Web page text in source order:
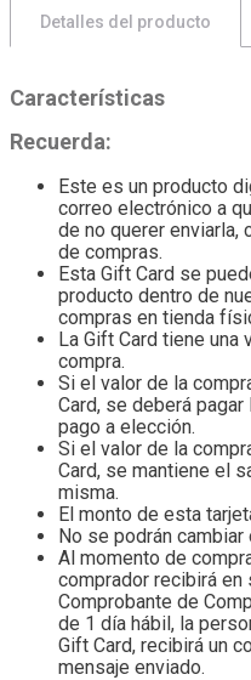
Detalles del producto
Características
Recuerda:
Este es un producto
correo electrónico a
de no querer enviarla,
de compras.
Esta Gift Card se
producto dentro de
compras en tienda
La Gift Card tiene
compra.
Si el valor de la
Card, se deberá
pago a elección.
Si el valor de la
Card, se mantiene el
misma.
El monto de esta
No se podrán cambiar
Al momento de
comprador recibirá
Comprobante de
de 1 día hábil, la
Gift Card, recibirá un
mensaje enviado.